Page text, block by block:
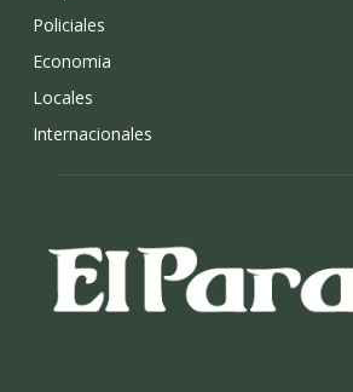
Policiales
Economia
Locales
Internacionales